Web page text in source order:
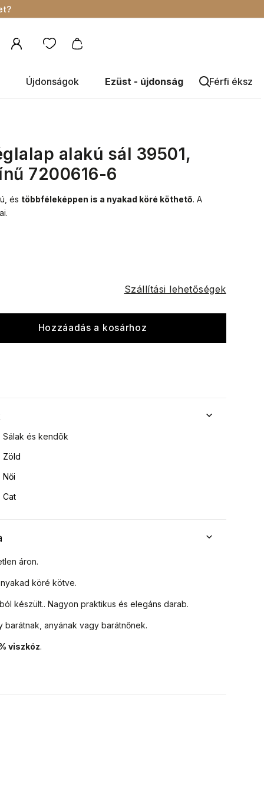
Újdonságok Ezüst - újdonság Férfi
alakú sál 39501,
7200616-6
Szállítási lehetőségek
Hozzáadás a kosárhoz
és többféleképpen is a nyakad köré köthető.A
áron.
köré kötve.
készült.. Nagyon praktikus és elegáns darab.
barátnak, anyának vagy barátnőnek.
viszkóz.
Sálak és kendõk
Zöld
Női
Cat